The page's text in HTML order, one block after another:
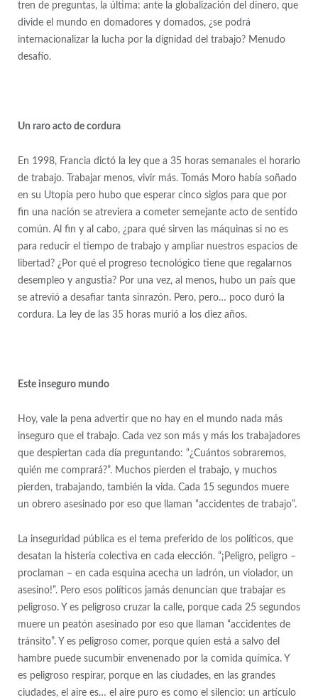
tren de preguntas, la última: ante la globalización del dinero, que
divide el mundo en domadores y domados, ¿se podrá
internacionalizar la lucha por la dignidad del trabajo? Menudo
desafío.
Un raro acto de cordura
En 1998, Francia dictó la ley que a 35 horas semanales el horario
de trabajo. Trabajar menos, vivir más. Tomás Moro había soñado
en su Utopía pero hubo que esperar cinco siglos para que por
fin una nación se atreviera a cometer semejante acto de sentido
común. Al fin y al cabo, ¿para qué sirven las máquinas si no es
para reducir el tiempo de trabajo y ampliar nuestros espacios de
libertad? ¿Por qué el progreso tecnológico tiene que regalarnos
desempleo y angustia? Por una vez, al menos, hubo un país que
se atrevió a desafiar tanta sinrazón. Pero, pero… poco duró la
cordura. La ley de las 35 horas murió a los diez años.
Este inseguro mundo
Hoy, vale la pena advertir que no hay en el mundo nada más
inseguro que el trabajo. Cada vez son más y más los trabajadores
que despiertan cada día preguntando: “¿Cuántos sobraremos,
quién me comprará?”. Muchos pierden el trabajo, y muchos
pierden, trabajando, también la vida. Cada 15 segundos muere
un obrero asesinado por eso que llaman “accidentes de trabajo”.
La inseguridad pública es el tema preferido de los políticos, que
desatan la histeria colectiva en cada elección. “¡Peligro, peligro –
proclaman – en cada esquina acecha un ladrón, un violador, un
asesino!”. Pero esos políticos jamás denuncian que trabajar es
peligroso. Y es peligroso cruzar la calle, porque cada 25 segundos
muere un peatón asesinado por eso que llaman “accidentes de
tránsito”. Y es peligroso comer, porque quien está a salvo del
hambre puede sucumbir envenenado por la comida química. Y
es peligroso respirar, porque en las ciudades, en las grandes
ciudades, el aire es… el aire puro es como el silencio: un artículo